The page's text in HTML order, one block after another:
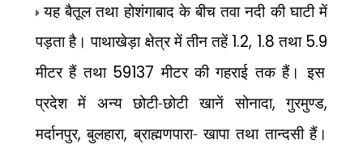
यह बैतूल तथा होशंगाबाद के बीच तवा नदी की घाटी में
पड़ता है। पाथाखेड़ा क्षेत्र में तीन तहें 1.2, 1.8 तथा 5.9
मीटर हैं तथा 59137 मीटर की गहराई तक हैं। इस
प्रदेश में अन्य छोटी-छोटी खानें सोनादा,गुरमुण्ड,
मर्दानपुर,बुलहारा,ब्राह्मणपारा- खापा तथा तान्दसी हैं।